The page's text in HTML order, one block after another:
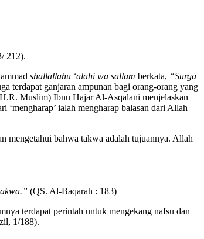
212).
shallallahu ‘alahi wa sallam berkata, “Surga
terdapat ganjaran ampunan bagi orang-orang yang
Muslim) Ibnu Hajar Al-Asqalani menjelaskan
‘mengharap’ ialah mengharap balasan dari Allah
mengetahui bahwa takwa adalah tujuannya. Allah
(QS. Al-Baqarah : 183)
terdapat perintah untuk mengekang nafsu dan
1/188).